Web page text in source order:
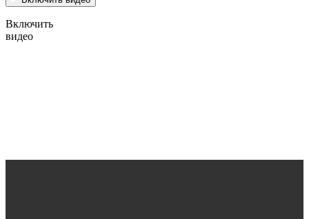
Включить
видео